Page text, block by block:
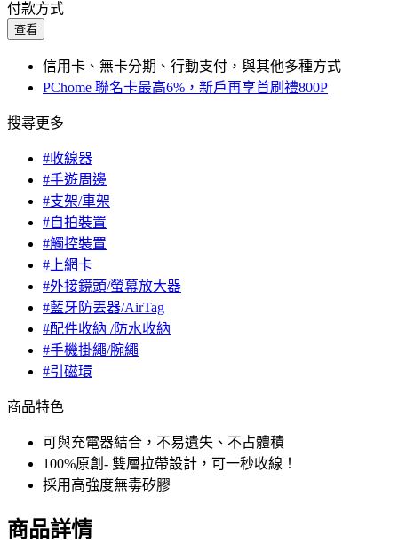
付款方式
查看
信用卡、無卡分期、行動支付，與其他多種方式
PChome 聯名卡最高6%，新戶再享首刷禮800P
搜尋更多
#收線器
#手遊周邊
#支架/車架
#自拍裝置
#觸控裝置
#上網卡
#外接鏡頭/螢幕放大器
#藍牙防丟器/AirTag
#配件收納 /防水收納
#手機掛繩/腕繩
#引磁環
商品特色
可與充電器結合，不易遺失、不占體積
100%原創- 雙層拉帶設計，可一秒收線！
採用高強度無毒矽膠
商品詳情